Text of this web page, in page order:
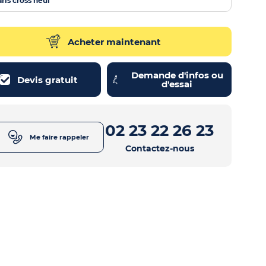
Acheter maintenant
Devis gratuit Demande d'infos ou
d'essai
Me faire rappeler 02 23 22 26 23
Contactez-nous